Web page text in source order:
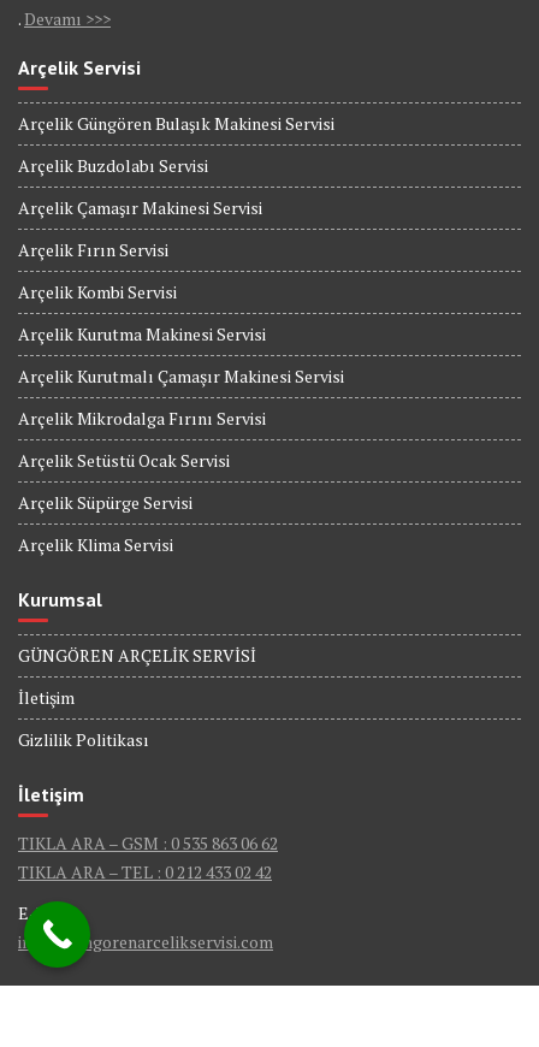
.Devamı >>>
Arçelik Servisi
Arçelik Güngören Bulaşık Makinesi Servisi
Arçelik Buzdolabı Servisi
Arçelik Çamaşır Makinesi Servisi
Arçelik Fırın Servisi
Arçelik Kombi Servisi
Arçelik Kurutma Makinesi Servisi
Arçelik Kurutmalı Çamaşır Makinesi Servisi
Arçelik Mikrodalga Fırını Servisi
Arçelik Setüstü Ocak Servisi
Arçelik Süpürge Servisi
Arçelik Klima Servisi
Kurumsal
GÜNGÖREN ARÇELİK SERVİSİ
İletişim
Gizlilik Politikası
İletişim
TIKLA ARA – GSM : 0 535 863 06 62
TIKLA ARA – TEL : 0 212 433 02 42
E-Mail :
info@gungorenarcelikservisi.com